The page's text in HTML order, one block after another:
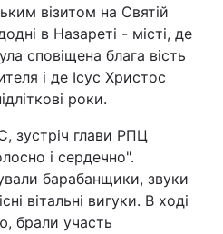
візитом на Святій
в Назареті - місті, де
сповіщена блага вість
і де Ісус Христос
роки.
зустріч глави РПЦ
і сердечно".
барабанщики, звуки
вітальні вигуки. В ході
брали участь